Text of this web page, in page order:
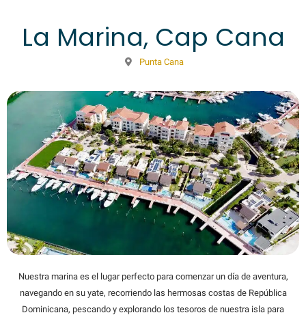
La Marina, Cap Cana
Punta Cana
Nuestra marina es el lugar perfecto para comenzar un día de aventura,
navegando en su yate, recorriendo las hermosas costas de República
Dominicana, pescando y explorando los tesoros de nuestra isla para